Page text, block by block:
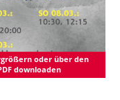
oder über den
downloaden